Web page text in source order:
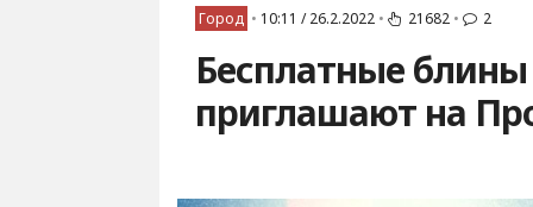
Город • 10:11 / 26.2.2022 • 21682 • 2
Бесплатные
приглашают на